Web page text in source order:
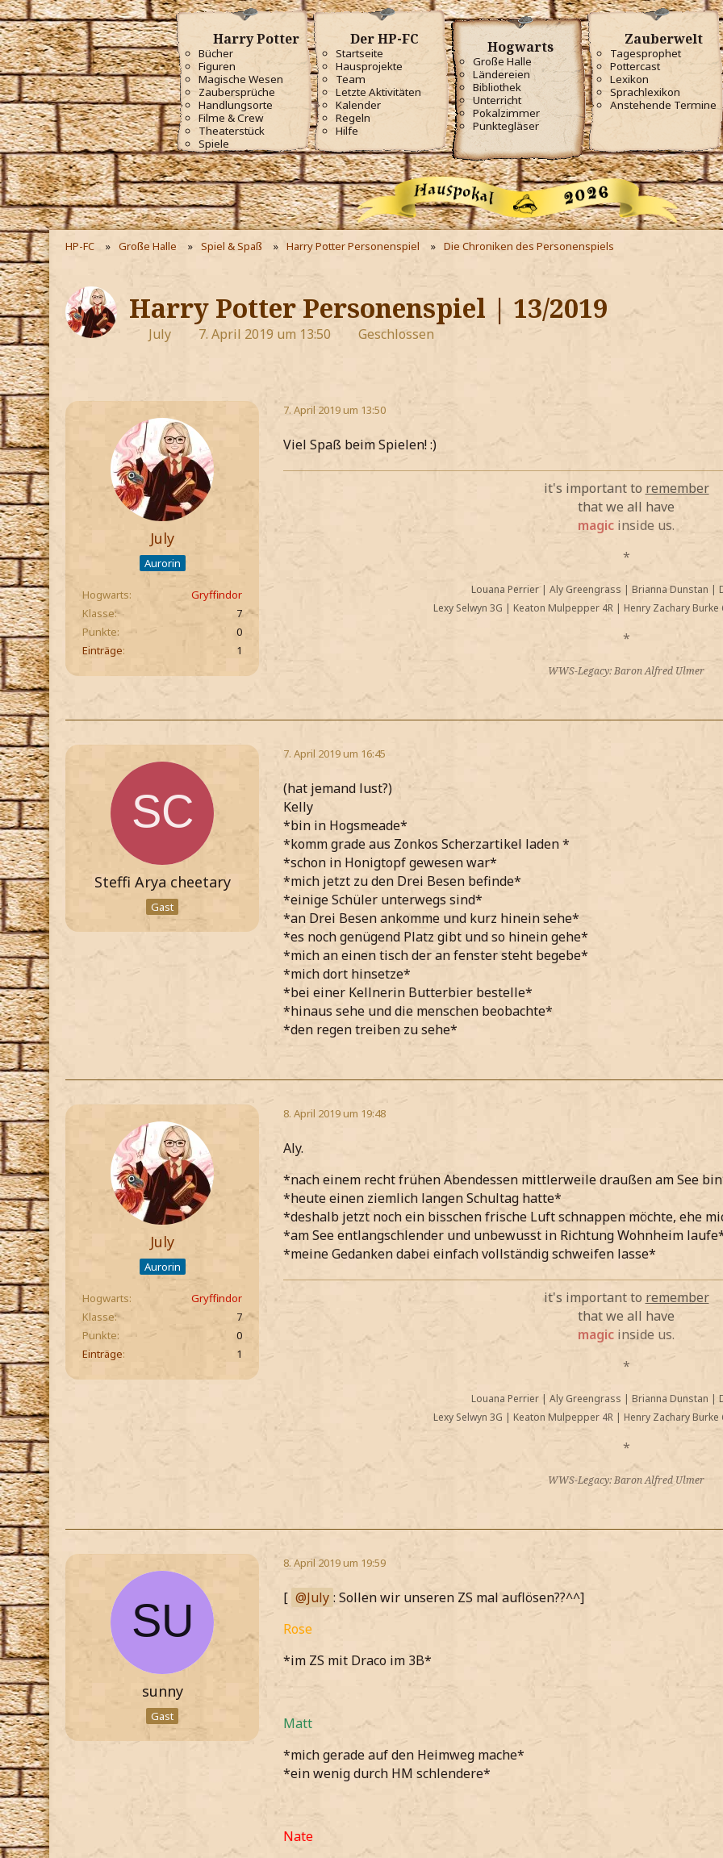
Harry Potter
Bücher
Figuren
Magische Wesen
Zaubersprüche
Handlungsorte
Filme & Crew
Theaterstück
Spiele
Der HP-FC
Startseite
Hausprojekte
Team
Letzte Aktivitäten
Kalender
Regeln
Hilfe
Hogwarts
Große Halle
Ländereien
Bibliothek
Unterricht
Pokalzimmer
Punktegläser
Zauberwelt
Tagesprophet
Pottercast
Lexikon
Sprachlexikon
Anstehende Termine
HP-FC Große Halle Spiel & Spaß Harry Potter Personenspiel Die Chroniken des Personenspiels
Harry Potter Personenspiel | 13/2019
July 7. April 2019 um 13:50 Geschlossen
July
Aurorin
Hogwarts
Gryffindor
Klasse
7
Punkte
0
Einträge
1
7. April 2019 um 13:50
Viel Spaß beim Spielen! :)
it's important to remember
that we all have
magic inside us.
*
Louana Perrier| Aly Greengrass | Brianna Dunstan |
Lexy Selwyn 3G | Keaton Mulpepper 4R | Henry Zachary Burke
*
WWS-Legacy: Baron Alfred Ulmer
Steffi Arya cheetary
Gast
7. April 2019 um 16:45
(hat jemand lust?)
Kelly
*bin in Hogsmeade*
*komm grade aus Zonkos Scherzartikel laden *
*schon in Honigtopf gewesen war*
*mich jetzt zu den Drei Besen befinde*
*einige Schüler unterwegs sind*
*an Drei Besen ankomme und kurz hinein sehe*
*es noch genügend Platz gibt und so hinein gehe*
*mich an einen tisch der an fenster steht begebe*
*mich dort hinsetze*
*bei einer Kellnerin Butterbier bestelle*
*hinaus sehe und die menschen beobachte*
*den regen treiben zu sehe*
July
Aurorin
Hogwarts
Gryffindor
Klasse
7
Punkte
0
Einträge
1
8. April 2019 um 19:48
Aly.
*nach einem recht frühen Abendessen mittlerweile draußen am See
*heute einen ziemlich langen Schultag hatte*
*deshalb jetzt noch ein bisschen frische Luft schnappen möchte, ehe
*am See entlangschlender und unbewusst in Richtung Wohnheim
*meine Gedanken dabei einfach vollständig schweifen lasse*
it's important to remember
that we all have
magic inside us.
*
Louana Perrier | Aly Greengrass | Brianna Dunstan |
Lexy Selwyn 3G | Keaton Mulpepper 4R | Henry Zachary Burke
*
WWS-Legacy: Baron Alfred Ulmer
sunny
Gast
8. April 2019 um 19:59
[ July : Sollen wir unseren ZS mal auflösen??^^]
Rose
*im ZS mit Draco im 3B*
Matt
*mich gerade auf den Heimweg mache*
*ein wenig durch HM schlendere*
Nate